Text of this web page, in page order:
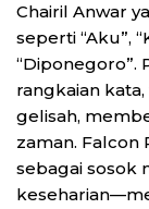
Chairil Anwar
seperti “Aku”,
“Diponegoro”.
rangkaian
gelisah,
zaman. Falcon
sebagai sosok